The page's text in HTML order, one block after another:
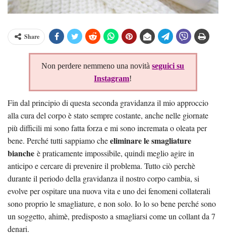
Share
Non perdere nemmeno una novitàseguici su
Instagram!
Fin dal principio di questa seconda gravidanza il mio approccio
alla cura del corpo è stato sempre costante, anche nelle giornate
più difficili mi sono fatta forza e mi sono incremata o oleata per
bene. Perché tutti sappiamo cheeliminare le smagliature
bianche è praticamente impossibile, quindi meglio agire in
anticipo e cercare di prevenire il problema. Tutto ciò perchè
durante il periodo della gravidanza il nostro corpo cambia, si
evolve per ospitare una nuova vita e uno dei fenomeni collaterali
sono proprio le smagliature, e non solo. Io lo so bene perché sono
un soggetto, ahimè, predisposto a smagliarsi come un collant da 7
denari.